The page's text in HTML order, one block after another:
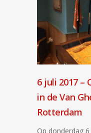
6 juli 2017 –
in de Van
Rotterdam
Op donderdag